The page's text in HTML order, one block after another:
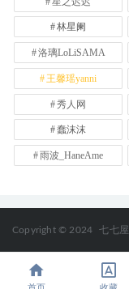
林星阑
洛璃LoLiSAMA
王馨瑶yanni
秀人网
蠢沫沫
雨波_HaneAme
Copyright © 2024 七七屋